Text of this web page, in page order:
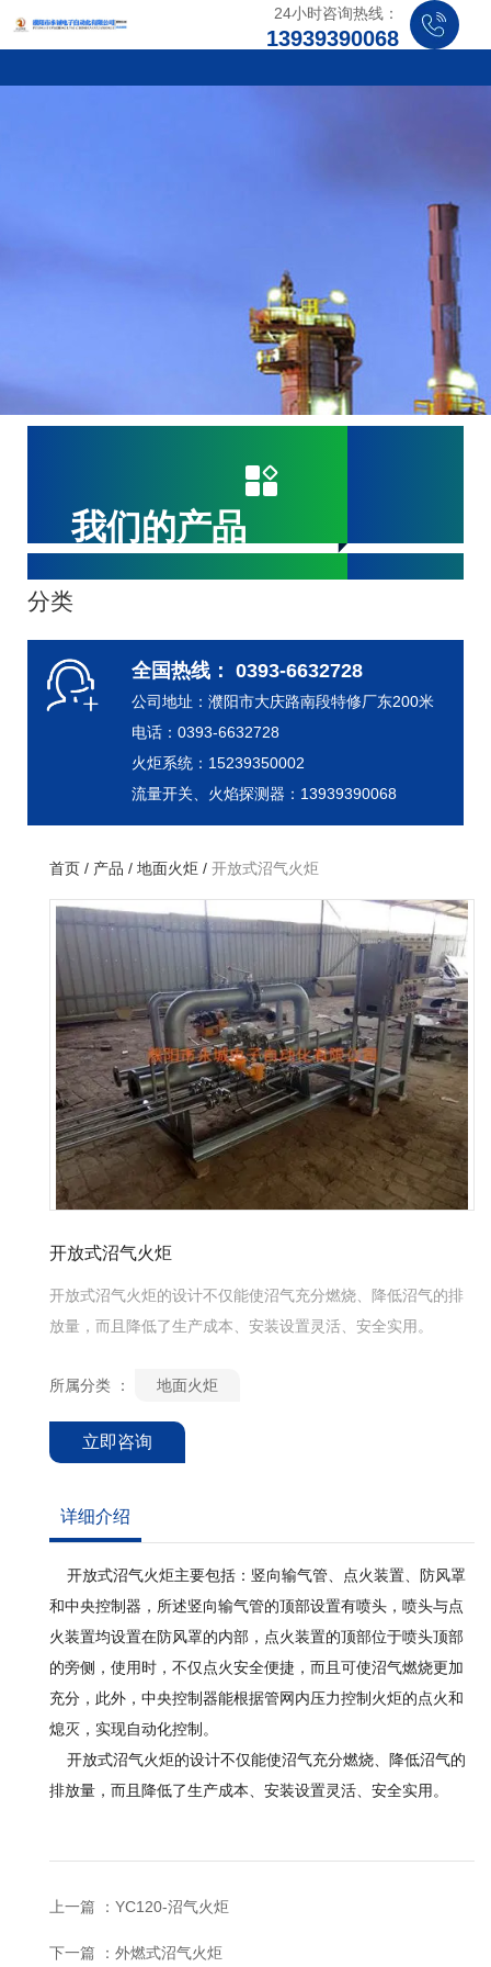
24小时咨询热线：
13939390068
我们的产品
分类
全国热线： 0393-6632728
公司地址：濮阳市大庆路南段特修厂东200米
电话：0393-6632728
火炬系统：15239350002
流量开关、火焰探测器：13939390068
首页 / 产品 / 地面火炬 / 开放式沼气火炬
开放式沼气火炬
开放式沼气火炬的设计不仅能使沼气充分燃烧、降低沼气的排
放量，而且降低了生产成本、安装设置灵活、安全实用。
所属分类 ： 地面火炬
立即咨询
详细介绍
开放式沼气火炬主要包括：竖向输气管、点火装置、防风罩
和中央控制器，所述竖向输气管的顶部设置有喷头，喷头与点
火装置均设置在防风罩的内部，点火装置的顶部位于喷头顶部
的旁侧，使用时，不仅点火安全便捷，而且可使沼气燃烧更加
充分，此外，中央控制器能根据管网内压力控制火炬的点火和
熄灭，实现自动化控制。
开放式沼气火炬的设计不仅能使沼气充分燃烧、降低沼气的
排放量，而且降低了生产成本、安装设置灵活、安全实用。
上一篇 ： YC120-沼气火炬
下一篇 ： 外燃式沼气火炬